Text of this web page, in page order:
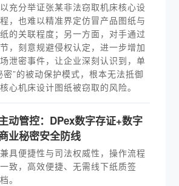
充分举证张某非法窃取机床核心设
，也难以精准界定仿冒产品图纸与
的关联程度；另一方面，对手通过
，刻意规避侵权认定，进一步增加
泄密事件，让企业深刻认识到，单
密”的被动保护模式，根本无法抵御
心机床设计图纸被窃取的风险。
动管控：DPex数字存证+数字
业秘密安全防线
具便捷性与司法权威性，操作流程
致，高效便捷、无需线下纸质签
。